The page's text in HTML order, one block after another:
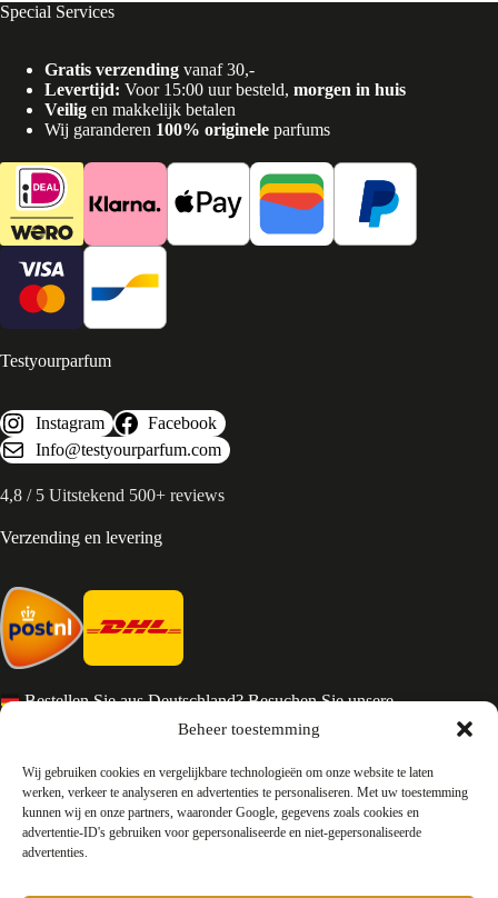
Beheer toestemming
Wij gebruiken cookies en vergelijkbare technologieën om onze website te laten
werken, verkeer te analyseren en advertenties te personaliseren. Met uw toestemming
kunnen wij en onze partners, waaronder Google, gegevens zoals cookies en
advertentie-ID's gebruiken voor gepersonaliseerde en niet-gepersonaliseerde
advertenties.
Special Services
Gratis verzending vanaf 30,-
Levertijd: Voor 15:00 uur besteld, morgen in huis
Veilig en makkelijk betalen
Wij garanderen 100% originele parfums
Testyourparfum
Instagram
Facebook
Info@testyourparfum.com
4,8 / 5 Uitstekend 500+ reviews
Verzending en levering
Bestellen Sie aus Deutschland? Besuchen Sie unsere
Services en Contact
Algemene voorwaarden
Retourneren
Privacy